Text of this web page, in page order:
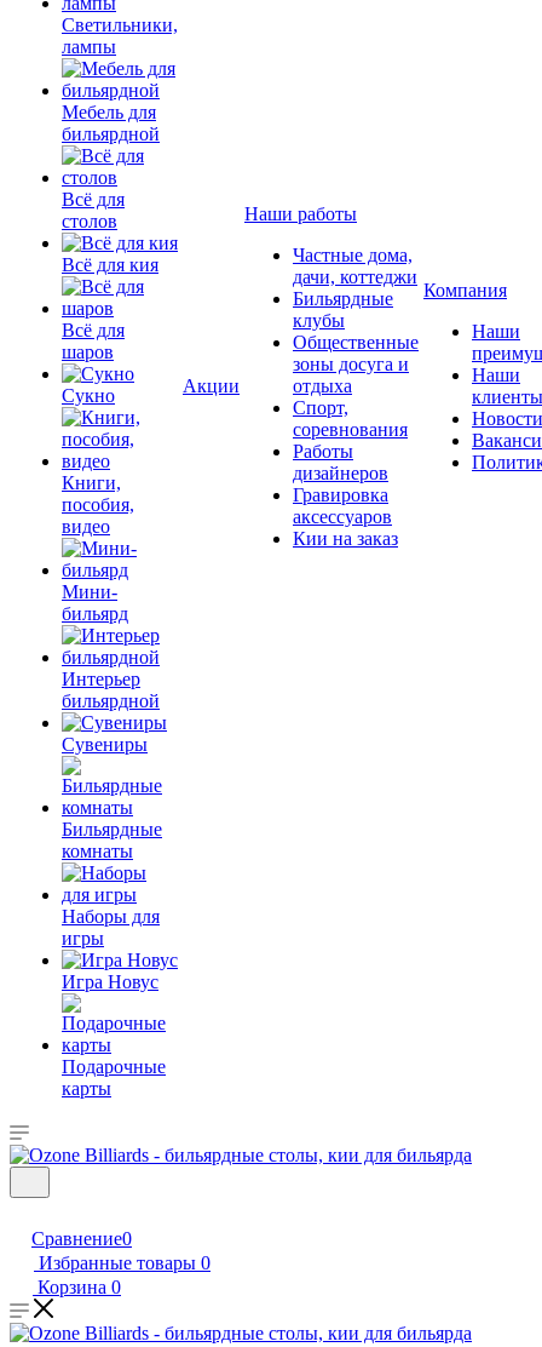
Светильники,
лампы
Мебель для
бильярдной
Всё для
столов
Всё для кия
Всё для
шаров
Сукно
Книги,
пособия,
видео
Мини-
бильярд
Интерьер
бильярдной
Сувениры
Бильярдные
комнаты
Наборы для
игры
Игра Новус
Подарочные
карты
Акции
Наши работы
Частные дома,
дачи, коттеджи
Бильярдные
клубы
Общественные
зоны досуга и
отдыха
Спорт,
соревнования
Работы
дизайнеров
Гравировка
аксессуаров
Кии на заказ
Компания
Наши
Наши
клиенты
Новости
Сравнение0
Избранные товары 0
Корзина 0